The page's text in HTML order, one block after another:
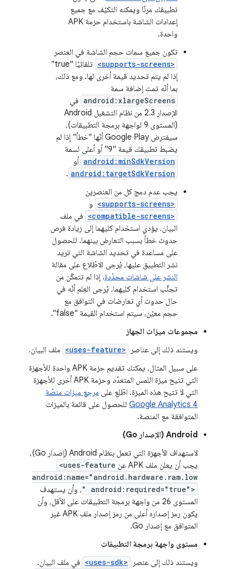
تطبيقك مرنًا ويمكنه التكيّف مع جميع
إعدادات الشاشة باستخدام حزمة APK
واحدة.
تكون جميع سمات حجم الشاشة في العنصر
<supports-screens>
تلقائيًا "true"
إذا لم يتم تحديد قيمة أخرى لها. ومع ذلك،
بما أنّه تمت إضافة سمة
android:xlargeScreens في
الإصدار 2.3 من نظام التشغيل Android
(المستوى 9 لواجهة برمجة التطبيقات)،
سيفترض Google Play أنّها "خطأ" إذا لم
يضبط تطبيقك قيمة "9" أو أعلى لسمة
android:minSdkVersion أو
android:targetSdkVersion
.
يجب عدم دمج كل من العنصرين
<supports-screens> و
<compatible-screens> في ملف
البيان. يؤدي استخدام كليهما إلى زيادة فرص
حدوث خطأ بسبب التعارض بينهما. للحصول
على مساعدة في تحديد الشاشة التي تريد
نشر التطبيق عليها، يُرجى الاطّلاع على مقالة
النشر على شاشات محدّدة. إذا لم تتمكّن من
تجنُّب استخدام كليهما، يُرجى العِلم أنّه في
حال حدوث أي تعارضات في التوافق مع
حجم معيّن، سيتم استخدام القيمة "false".
مجموعات ميزات الجهاز
ويستند ذلك إلى عناصر
<uses-feature> ملف البيان.
على سبيل المثال، يمكنك تقديم حزمة APK واحدة للأجهزة
التي تتيح ميزة اللمس المتعدّد وحزمة APK أخرى للأجهزة
التي لا تتيح هذه الميزة. اطّلِع على مرجع ميزات منصّة
Google Analytics 4 للحصول على قائمة بالميزات
المتوافقة مع المنصة.
Android (الإصدار Go)
لاستهداف الأجهزة التي تعمل بنظام Android (إصدار Go)،
يجب أن يعلن ملف APK عن
<uses-feature
android:name="android.hardware.ram.low
" android:required="true">، وأن يستهدف
المستوى 26 من واجهة برمجة التطبيقات على الأقل، وأن
يكون رمز إصداره أعلى من رمز إصدار ملف APK غير
المتوافق مع إصدار Go.
مستوى واجهة برمجة التطبيقات
ويستند ذلك إلى عنصر
<uses-sdk> في ملف البيان.